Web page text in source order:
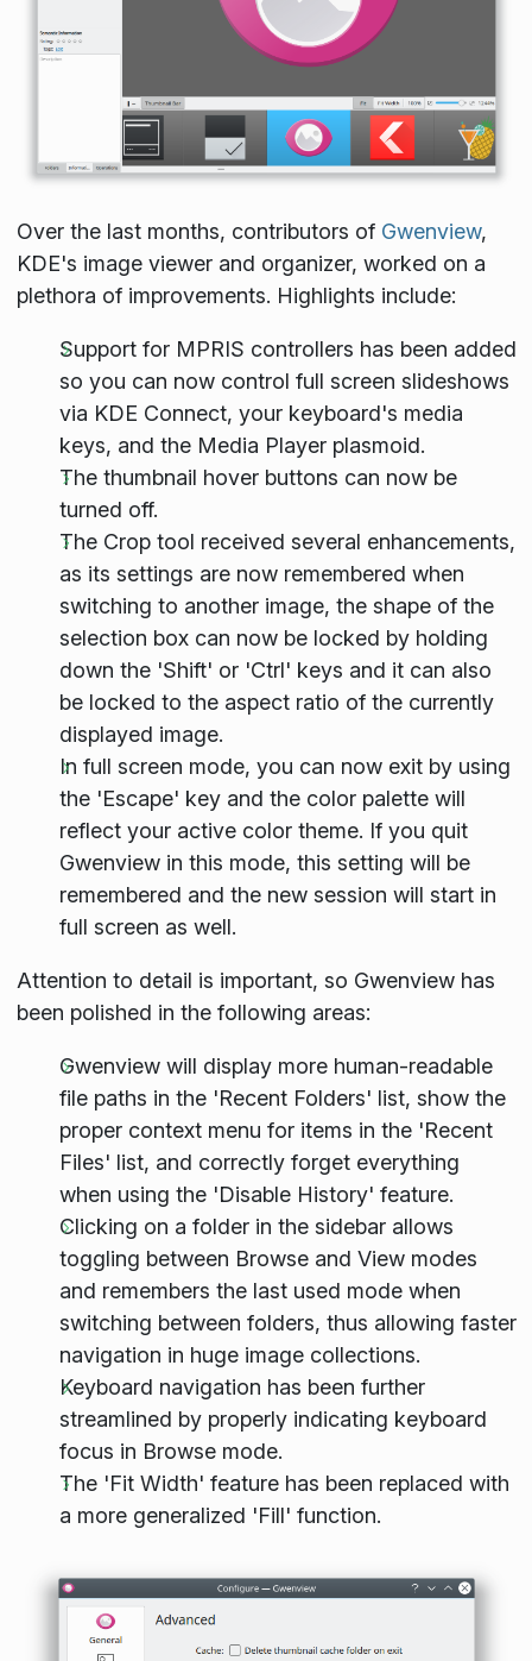
Over the last months, contributors of Gwenview,
KDE's image viewer and organizer, worked on a
plethora of improvements. Highlights include:
Support for MPRIS controllers has been added
so you can now control full screen slideshows
via KDE Connect, your keyboard's media
keys, and the Media Player plasmoid.
The thumbnail hover buttons can now be
turned off.
The Crop tool received several enhancements,
as its settings are now remembered when
switching to another image, the shape of the
selection box can now be locked by holding
down the 'Shift' or 'Ctrl' keys and it can also
be locked to the aspect ratio of the currently
displayed image.
In full screen mode, you can now exit by using
the 'Escape' key and the color palette will
reflect your active color theme. If you quit
Gwenview in this mode, this setting will be
remembered and the new session will start in
full screen as well.
Attention to detail is important, so Gwenview has
been polished in the following areas:
Gwenview will display more human-readable
file paths in the 'Recent Folders' list, show the
proper context menu for items in the 'Recent
Files' list, and correctly forget everything
when using the 'Disable History' feature.
Clicking on a folder in the sidebar allows
toggling between Browse and View modes
and remembers the last used mode when
switching between folders, thus allowing faster
navigation in huge image collections.
Keyboard navigation has been further
streamlined by properly indicating keyboard
focus in Browse mode.
The 'Fit Width' feature has been replaced with
a more generalized 'Fill' function.